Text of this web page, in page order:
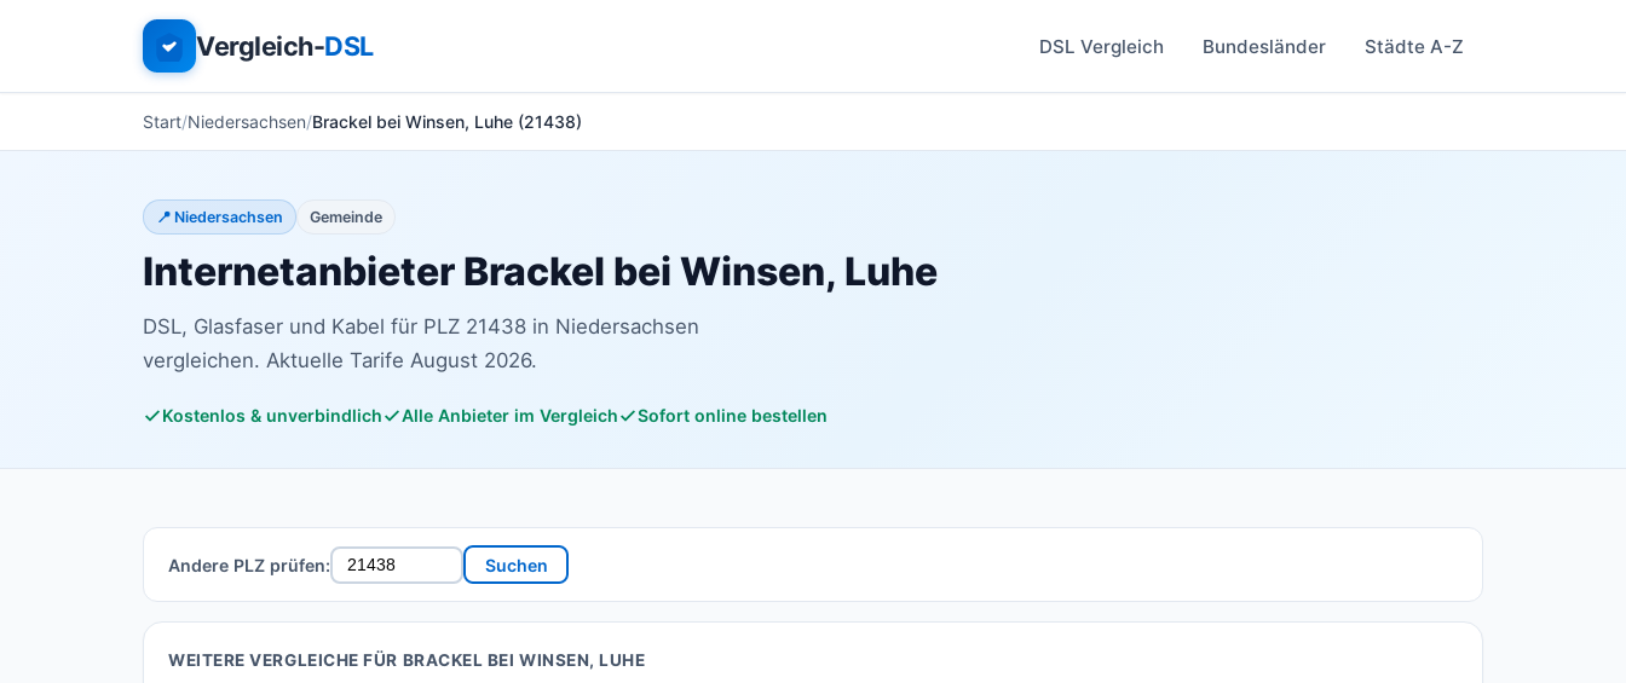
Vergleich-DSL DSL Vergleich Bundesländer Städte A-Z
Start Niedersachsen Brackel bei Winsen, Luhe (21438)
📍 Niedersachsen Gemeinde
Internetanbieter Brackel bei Winsen, Luhe
DSL, Glasfaser und Kabel für PLZ 21438 in Niedersachsen
vergleichen. Aktuelle Tarife August 2026.
Kostenlos & unverbindlich Alle Anbieter im Vergleich Sofort online bestellen
Andere PLZ prüfen: Suchen
WEITERE VERGLEICHE FÜR BRACKEL BEI WINSEN, LUHE